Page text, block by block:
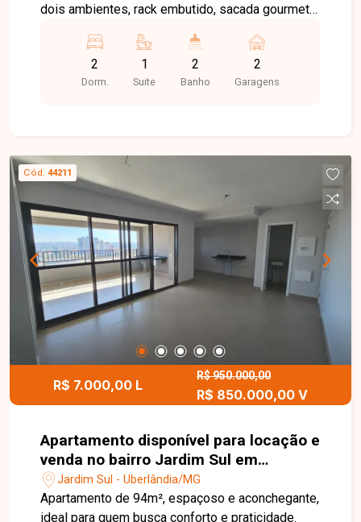
dois ambientes, rack embutido, sacada gourmet
quartos com armários embutidos sendo 1 suíte,
banheiro social, cozinha planejada com armários
e cooktop, gás encanado, conjugado com área de
2
Dorm.
1
Suite
2
Banho
2
Garagens
Cód. 44211
R$ 7.000,00 L
R$ 950.000,00
R$ 850.000,00 V
Apartamento disponível para locação e
venda no bairro Jardim Sul em
Uberlândia-MG
Jardim Sul - Uberlândia/MG
Apartamento de 94m², espaçoso e aconchegante,
ideal para quem busca conforto e praticidade.